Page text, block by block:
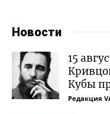
Новости
15
Кубы
Редакция